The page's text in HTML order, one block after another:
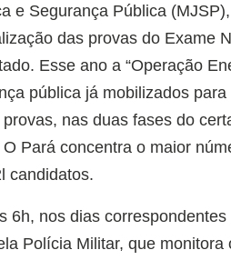
e Segurança Pública
das provas do Exame
Esse ano a “Operação
pública já mobilizados
nas duas fases do
Pará concentra o maior
candidatos.
6h, nos dias
Polícia Militar, que